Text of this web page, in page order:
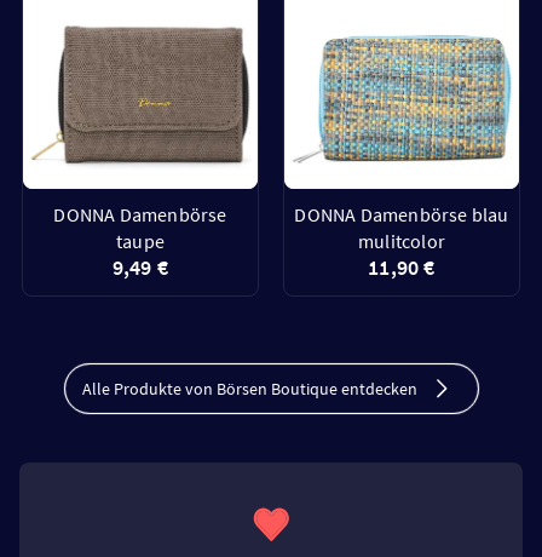
DONNA Damenbörse
taupe
9,49 €
DONNA Damenbörse blau
mulitcolor
11,90 €
Alle Produkte von Börsen Boutique entdecken